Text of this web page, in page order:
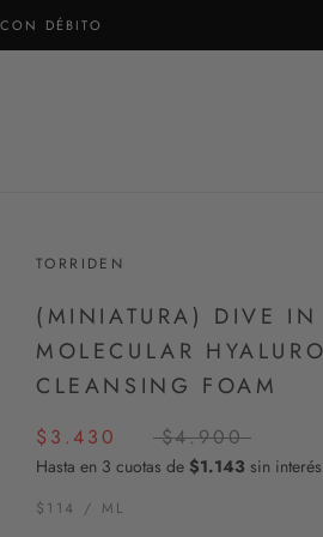
DÉBITO
TORRIDEN
(MINIATURA) DIVE IN
MOLECULAR
CLEANSING FOAM
$3.430 $4.900
Hasta en 3 cuotas de $1.143 sin
$114 / ML